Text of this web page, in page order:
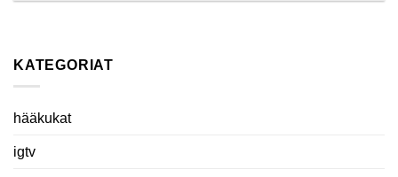
KATEGORIAT
hääkukat
igtv